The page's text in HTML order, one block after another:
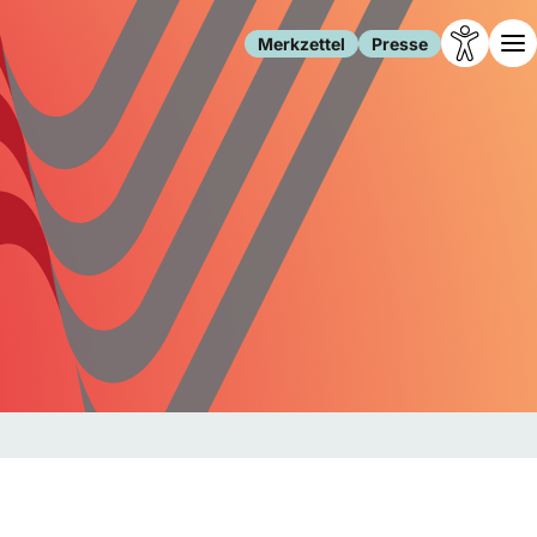
Merkzettel Presse
Leben
Familie
Freizeit
Gesundheit
Internet
Gesellschaft
Forschung
Migration
Polizei